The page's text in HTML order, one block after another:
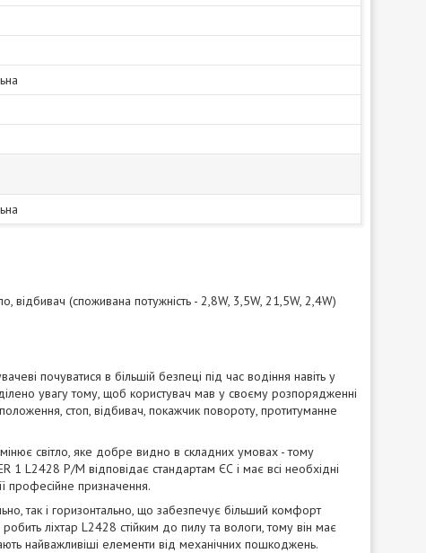
відбивач (споживана потужність - 2,8W, 3,5W, 21,5W, 2,4W)
почуватися в більшій безпеці під час водіння навіть у
увагу тому, щоб користувач мав у своєму розпорядженні
стоп, відбивач, покажчик повороту, протитуманне
світло, яке добре видно в складних умовах - тому
1 L2428 P/M відповідає стандартам ЄС і має всі необхідні
професійне призначення.
так і горизонтально, що забезпечує більший комфорт
ліхтар L2428 стійким до пилу та вологи, тому він має
найважливіші елементи від механічних пошкоджень.